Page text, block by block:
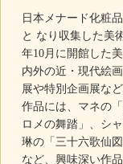
日本メナード化粧
と なり収集した美
年10月に開館した
内外の近・現代絵
展や特別企画展な
作品には、マネの
ロメの舞踏」、シ
琳の「三十六歌仙
など、興味深い作